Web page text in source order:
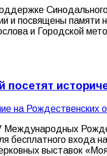
и посвящены
и Городской
посетят
на Рождественских
входа
выставок